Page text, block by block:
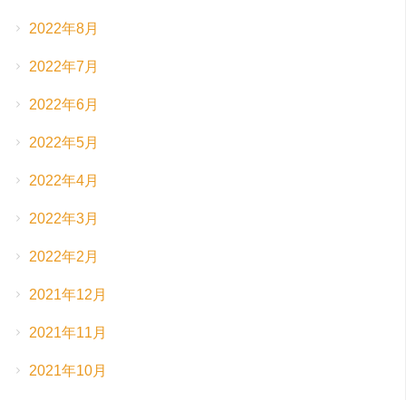
2022年8月
2022年7月
2022年6月
2022年5月
2022年4月
2022年3月
2022年2月
2021年12月
2021年11月
2021年10月